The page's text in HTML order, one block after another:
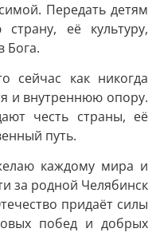
Передать детям
её культуру,
Бога.
сейчас как никогда
и внутреннюю опору.
честь страны, её
путь.
каждому мира и
за родной Челябинск
придаёт силы
побед и добрых